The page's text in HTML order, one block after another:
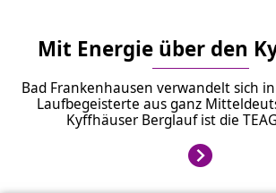
Mit Energie über den
Bad Frankenhausen verwandelt sich
Laufbegeisterte aus ganz
Kyffhäuser Berglauf ist die